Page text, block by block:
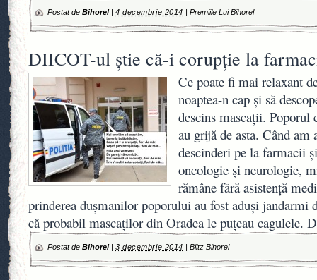
Postat de Bihorel| 4 decembrie 2014 | Premiile Lui Bihorel
DIICOT-ul ştie că-i corupţie la
Ce poate fi mai relaxant
noaptea-n cap şi să
descins mascaţii. Poporul
au grijă de asta. Când am
descinderi pe la farmacii
oncologie şi neurologie,
rămâne fără asistenţă
prinderea duşmanilor poporului au fost aduşi
că probabil mascaţilor din Oradea le puţeau cagulele.
Postat de Bihorel| 3 decembrie 2014 | Blitz Bihorel